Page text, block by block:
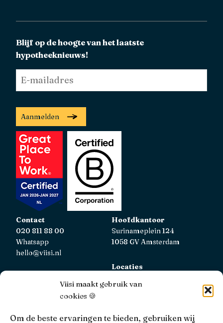
Viisi maakt gebruik van
cookies 🍪
Om de beste ervaringen te bieden, gebruiken wij
Blijf op de hoogte van het laatste
hypotheeknieuws!
mailadres *
Aanmelden
Contact
020 811 88 00
Whatsapp
hello@viisi.nl
Hoofdkantoor
Surinameplein 124
1058 GV Amsterdam
Locaties
Viisi Hypotheken is geregistreerd bij de AFM.